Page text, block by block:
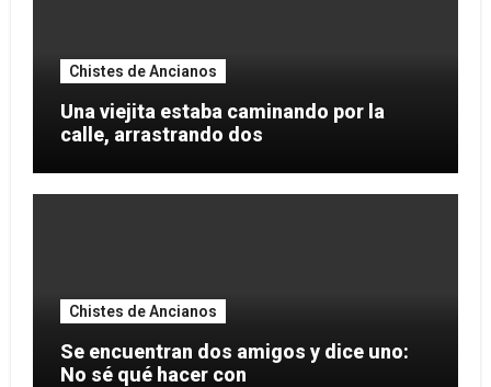
Chistes de Ancianos
Una viejita estaba caminando por la
calle, arrastrando dos
Chistes de Ancianos
Se encuentran dos amigos y dice uno:
No sé qué hacer con